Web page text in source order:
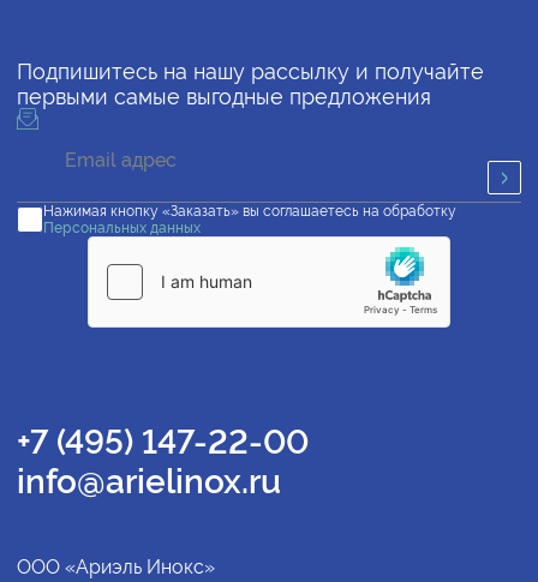
Подпишитесь на нашу рассылку и получайте
первыми самые выгодные предложения
Нажимая кнопку «Заказать» вы соглашаетесь на обработку
Персональных данных
+7 (495) 147-22-00
info@arielinox.ru
ООО «Ариэль Инокс»